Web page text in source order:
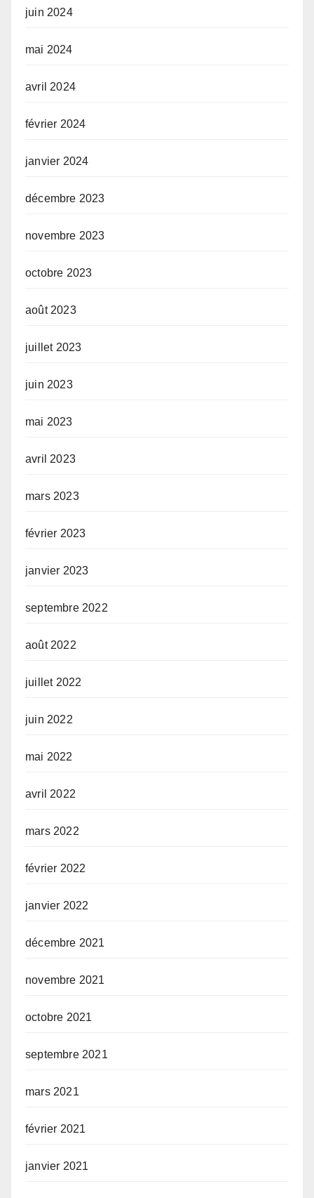
juin 2024
mai 2024
avril 2024
février 2024
janvier 2024
décembre 2023
novembre 2023
octobre 2023
août 2023
juillet 2023
juin 2023
mai 2023
avril 2023
mars 2023
février 2023
janvier 2023
septembre 2022
août 2022
juillet 2022
juin 2022
mai 2022
avril 2022
mars 2022
février 2022
janvier 2022
décembre 2021
novembre 2021
octobre 2021
septembre 2021
mars 2021
février 2021
janvier 2021